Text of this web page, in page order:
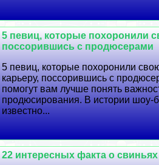
5 певиц, которые похоронили
поссорившись с продюсерами
5 певиц, которые похоронили
карьеру, поссорившись с
помогут вам лучше понять
продюсирования. В истории шоу-
известно...
22 интересных факта о свиньях